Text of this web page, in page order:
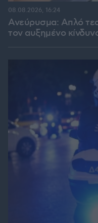
Ανεύρυσμα: Απλό
τον αυξημένο
08.08.2026, 16:24